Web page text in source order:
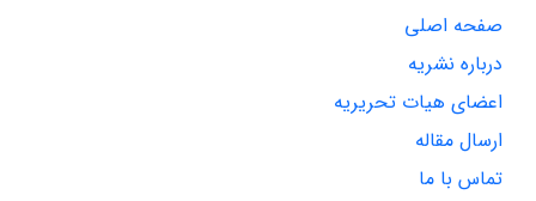
صفحه اصلی
درباره نشریه
اعضای هیات تحریریه
ارسال مقاله
تماس با ما